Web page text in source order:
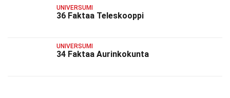
UNIVERSUMI
36 Faktaa Teleskooppi
UNIVERSUMI
34 Faktaa Aurinkokunta